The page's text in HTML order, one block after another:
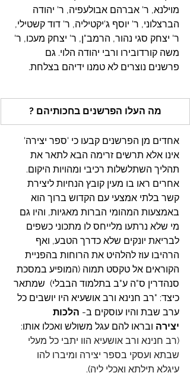
מוילנא, ר' אברהם אבולעפיה, ר' יהודה
הברצלוני, ר' יוסף ג'יקטיליה, ר' דוד קשטילי,
ר' יצחק סגי נהור, הרמב"ן, ר' יצחק מעכו, ר'
משה קורדובירו ורבי יהודה הלוי. גם
פרשנים נוצרים לא טמנו ידיהם בצלחת.
מה העלו הפרשנים בחכותיהם ?
אחדים מן הפרשנים קבעו כי 'ספר יצירה'
אינו אלא תרשים זרימה הבא לתאר את
תהליך השתלשלות רכיבי ומהויות היקום.
אחרים ראו בו מעין קובץ הנחיות ליצירת
קשר בלתי אמצעי עם הקדוש ברוך הוא
באמצעות המהומי הברות מאגיות, והיו גם
מי שלא נרתעו מלייחס לו מתכוני כשפים
לבריאת יונקים שלא כדרך הטבע, ואף
הרהיבו עוז להלהיט את הרוחות בהפניית
הקוראים אל טקסט תמוה (המופיע במסכת
סנהדרין ס"ה ע"ב בתלמוד הבבלי)  שמתאר
כיצד: "רב חנינא ורב אושעיא היו יושבים כל
ערב שבת והיו עוסקים ב- הלכות
יצירה ובראו להם עגל משולש ואכלו אותו:
(רב חנינא ורב אושעיא הוו יתבי כל מעלי
שבתא ועסקי בספר יצירה ומיברו להו
עיגלא תילתא ואכלי ליה).